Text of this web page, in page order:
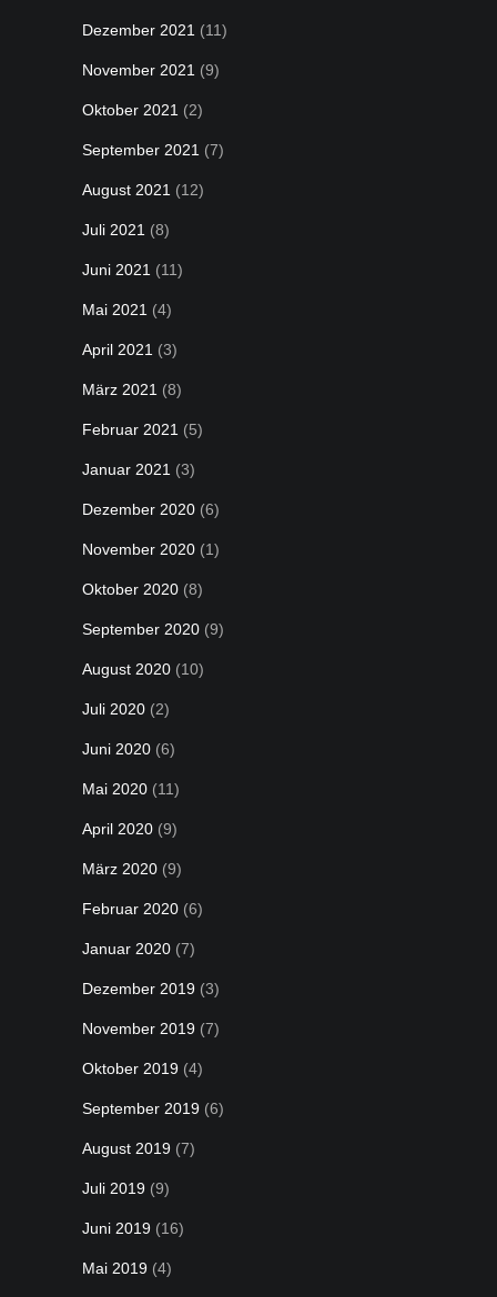
Dezember 2021 (11)
November 2021 (9)
Oktober 2021 (2)
September 2021 (7)
August 2021 (12)
Juli 2021 (8)
Juni 2021 (11)
Mai 2021 (4)
April 2021 (3)
März 2021 (8)
Februar 2021 (5)
Januar 2021 (3)
Dezember 2020 (6)
November 2020 (1)
Oktober 2020 (8)
September 2020 (9)
August 2020 (10)
Juli 2020 (2)
Juni 2020 (6)
Mai 2020 (11)
April 2020 (9)
März 2020 (9)
Februar 2020 (6)
Januar 2020 (7)
Dezember 2019 (3)
November 2019 (7)
Oktober 2019 (4)
September 2019 (6)
August 2019 (7)
Juli 2019 (9)
Juni 2019 (16)
Mai 2019 (4)